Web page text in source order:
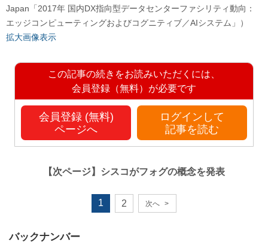
Japan「2017年 国内DX指向型データセンターファシリティ動向：
エッジコンピューティングおよびコグニティブ／AIシステム」）
拡大画像表示
この記事の続きをお読みいただくには、
会員登録（無料）が必要です
会員登録 (無料)
ページへ
ログインして
記事を読む
【次ページ】 シスコがフォグの概念を発表
1 2 次へ >
バックナンバー